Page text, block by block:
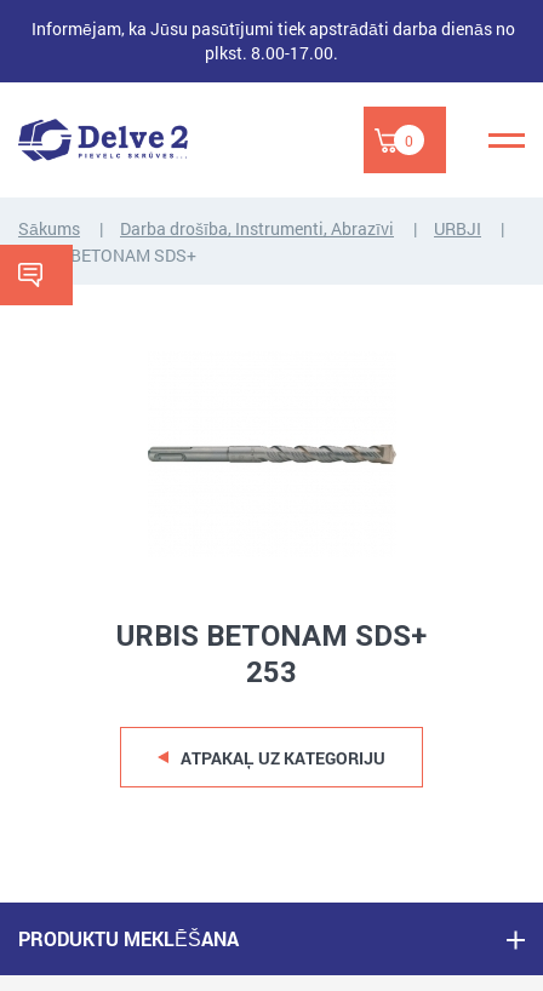
Informējam, ka Jūsu pasūtījumi tiek apstrādāti darba dienās no
plkst. 8.00-17.00.
0
Sākums Darba drošība, Instrumenti, Abrazīvi
URBJI
URBIS BETONAM SDS+
URBIS BETONAM SDS+
253
ATPAKAĻ UZ KATEGORIJU
PRODUKTU MEKLĒŠANA